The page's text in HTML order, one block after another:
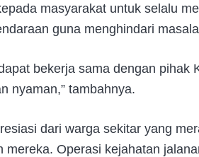
masyarakat untuk selalu
guna menghindari
bekerja sama dengan pihak
nyaman,” tambahnya.
dari warga sekitar yang
mereka. Operasi kejahatan